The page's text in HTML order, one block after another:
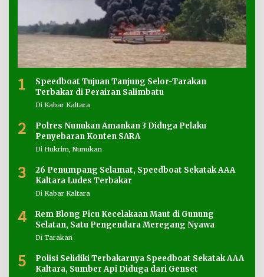
1
Speedboat Tujuan Tanjung Selor-Tarakan
Terbakar di Perairan Salimbatu
Di Kabar Kaltara
2
Polres Nunukan Amankan 3 Diduga Pelaku
Penyebaran Konten SARA
Di Hukrim, Nunukan
3
26 Penumpang Selamat, Speedboat Sekatak AAA
Kaltara Ludes Terbakar
Di Kabar Kaltara
4
Rem Blong Picu Kecelakaan Maut di Gunung
Selatan, Satu Pengendara Meregang Nyawa
Di Tarakan
5
Polisi Selidiki Terbakarnya Speedboat Sekatak AAA
Kaltara, Sumber Api Diduga dari Genset